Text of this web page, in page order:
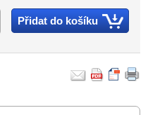
Přidat do košíku